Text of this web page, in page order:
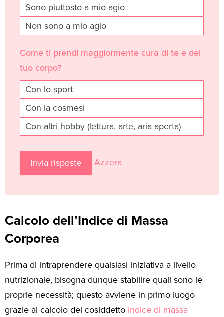
Sono piuttosto a mio agio
Non sono a mio agio
Come ti prendi maggiormente cura di te e del
tuo corpo?
Con lo sport
Con la cosmesi
Con altri hobby (lettura, arte, aria aperta)
Invia risposte Azzera
Calcolo dell’Indice di Massa
Corporea
Prima di intraprendere qualsiasi iniziativa a livello
nutrizionale, bisogna dunque stabilire quali sono le
proprie necessità; questo avviene in primo luogo
grazie al calcolo del cosiddetto indice di massa